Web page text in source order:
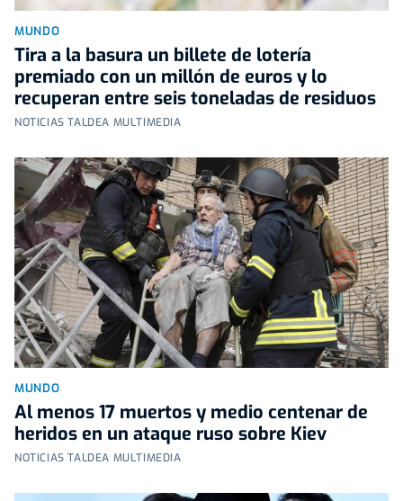
MUNDO
Tira a la basura un billete de lotería
premiado con un millón de euros y lo
recuperan entre seis toneladas de residuos
NOTICIAS TALDEA MULTIMEDIA
MUNDO
Al menos 17 muertos y medio centenar de
heridos en un ataque ruso sobre Kiev
NOTICIAS TALDEA MULTIMEDIA